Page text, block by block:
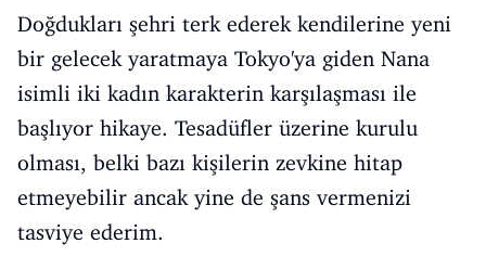
Doğdukları şehri terk ederek kendilerine yeni
bir gelecek yaratmaya Tokyo'ya giden Nana
isimli iki kadın karakterin karşılaşması ile
başlıyor hikaye. Tesadüfler üzerine kurulu
olması, belki bazı kişilerin zevkine hitap
etmeyebilir ancak yine de şans vermenizi
tasviye ederim.